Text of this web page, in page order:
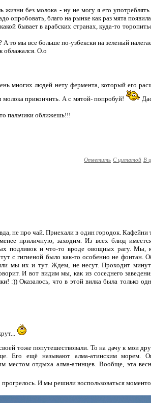
жизни без молока - ну не могу я его
опробовать, благо на рынке как раз мята
бывает в арабских странах, куда-то
то мы все больше по-узбекски на зеленый
облажался. О.о
многих людей нету фермента, который его
прикончить. А с мятой- попробуй!
пальчики оближешь!!!
Ответить С цитатой В
не про чай. Приехали в один городок. Кафейни
приличную, заходим. Из всех блюд
подливок и что-то вроде овощных рагу. Мы,
с гигиеной было как-то особенно не фонтан.
мы их и тут. Ждем, не несут. Проходит минут
И вот видим мы, как из соседнего
:)) Оказалось, что в этой вилка была только
тоже попутешествовали. То на дачу к мои
Его ещё называют алма-атинским морем.
местом отдыха алма-атинцев. Вообще, эта
И мы решили воспользоваться